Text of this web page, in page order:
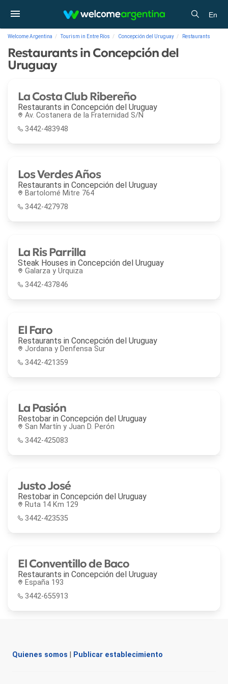
En
Welcome Argentina Tourism in Entre Ríos Concepción del Uruguay Restaurants
Restaurants in Concepción del
Uruguay
La Costa Club Ribereño
Restaurants in Concepción del Uruguay
Av. Costanera de la Fraternidad S/N
3442-483948
Los Verdes Años
Restaurants in Concepción del Uruguay
Bartolomé Mitre 764
3442-427978
La Ris Parrilla
Steak Houses in Concepción del Uruguay
Galarza y Urquiza
3442-437846
El Faro
Restaurants in Concepción del Uruguay
Jordana y Denfensa Sur
3442-421359
La Pasión
Restobar in Concepción del Uruguay
San Martín y Juan D. Perón
3442-425083
Justo José
Restobar in Concepción del Uruguay
Ruta 14 Km 129
3442-423535
El Conventillo de Baco
Restaurants in Concepción del Uruguay
España 193
3442-655913
Quienes somos Publicar establecimiento